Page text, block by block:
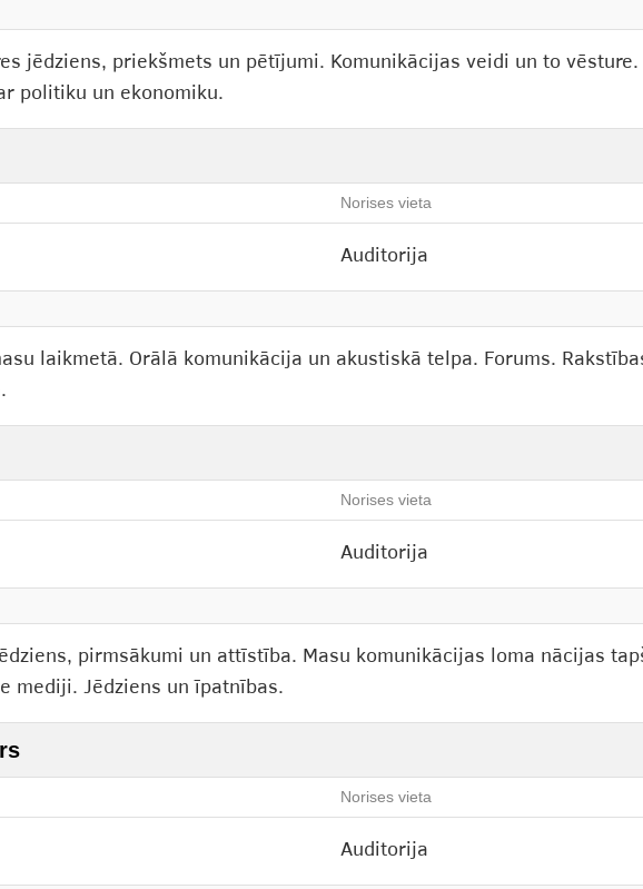
jēdziens, priekšmets un pētījumi. Komunikācijas veidi un to
politiku un ekonomiku.
Norises vieta
Auditorija
laikmetā. Orālā komunikācija un akustiskā telpa. Forums.
Norises vieta
Auditorija
pirmsākumi un attīstība. Masu komunikācijas loma nācijas
mediji. Jēdziens un īpatnības.
Norises vieta
Auditorija